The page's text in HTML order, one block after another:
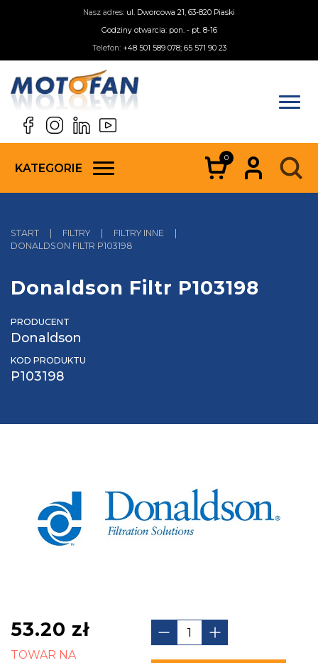
Nasz adres: ul. Dworcowa 21, 63-820 Piaski
Godziny otwarcia: pon. - pt. 8-16
Telefon: +48 501 589 078; 65 571 90 23
KATEGORIE
0
START | FILTRY | FILTRY INNE
|
DONALDSON FILTR P103198
Donaldson Filtr P103198
PRODUCENT
Donaldson
KOD PRODUKTU
P103198
53.20 zł
TOWAR NA